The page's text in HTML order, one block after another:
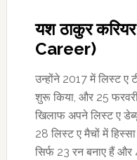
यश ठाकुर
Career)
उन्होंने 2017 में लिस्ट
शुरू किया, और 25
खिलाफ अपने लिस्ट ए
28 लिस्ट ए मैचों में
सिर्फ 23 रन बनाए हैं